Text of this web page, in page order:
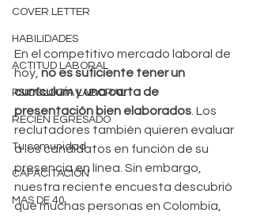
COVER LETTER
HABILIDADES
ACTITUD LABORAL
PSICOLOGÍA LABORAL
RECIÉN EGRESADO
Tu comunidad
CAPACITACIÓN
MAS DE 40
En el competitivo mercado laboral de
hoy, no es suficiente tener un
currículum y una carta de
presentación bien elaborados . Los
reclutadores también quieren evaluar
a los candidatos en función de su
presencia en línea. Sin embargo,
nuestra reciente encuesta descubrió
que muchas personas en Colombia,